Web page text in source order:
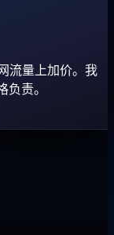
流量上加价。我
责。